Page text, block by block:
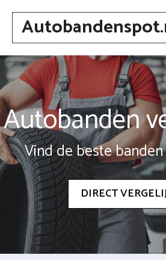
Spring
inhoud
Autobanden
Vind de beste
DIRECT